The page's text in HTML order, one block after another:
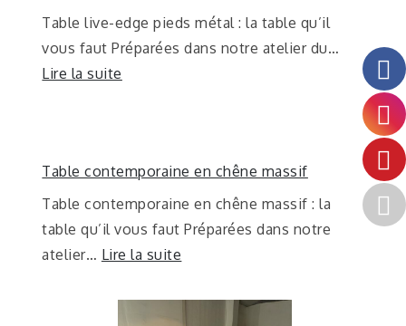
Table live-edge pieds métal : la table qu’il
vous faut Préparées dans notre atelier du…
Lire la suite
Table contemporaine en chêne massif
Table contemporaine en chêne massif : la
table qu’il vous faut Préparées dans notre
atelier… Lire la suite